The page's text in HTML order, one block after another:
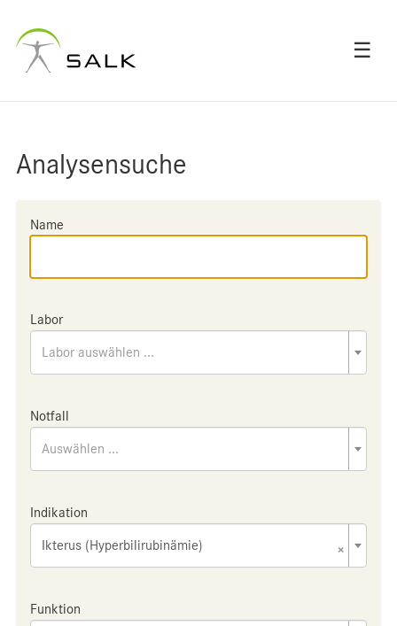
☰
Analysensuche
Name
Labor
Labor auswählen ...
Notfall
Auswählen ...
Indikation
×
Ikterus (Hyperbilirubinämie)
Funktion